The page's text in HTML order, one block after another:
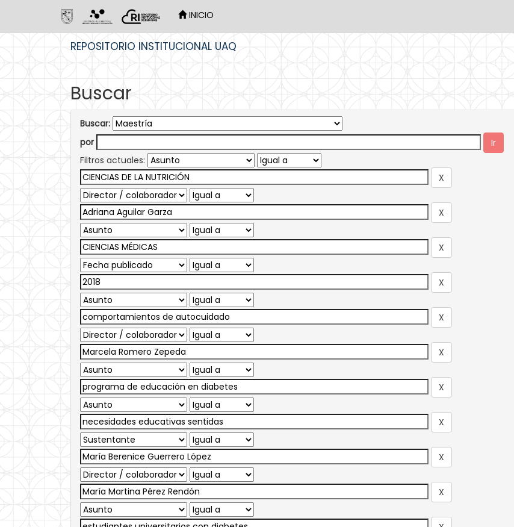
INICIO
REPOSITORIO INSTITUCIONAL UAQ
Buscar
Buscar:
por
Filtros actuales: